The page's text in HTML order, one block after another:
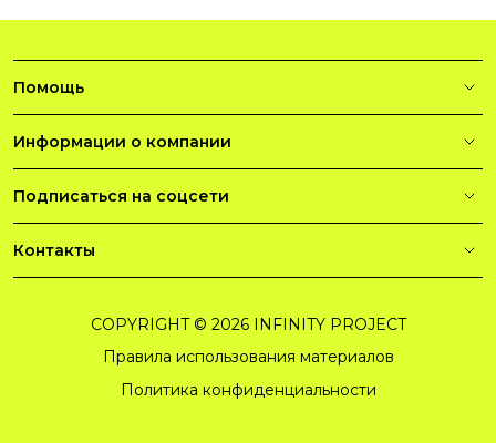
Помощь
Информации о компании
Подписаться на соцсети
Контакты
COPYRIGHT © 2026 INFINITY PROJECT
Правила использования материалов
Политика конфиденциальности